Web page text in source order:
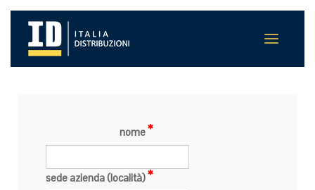
nome
sede azienda (località)